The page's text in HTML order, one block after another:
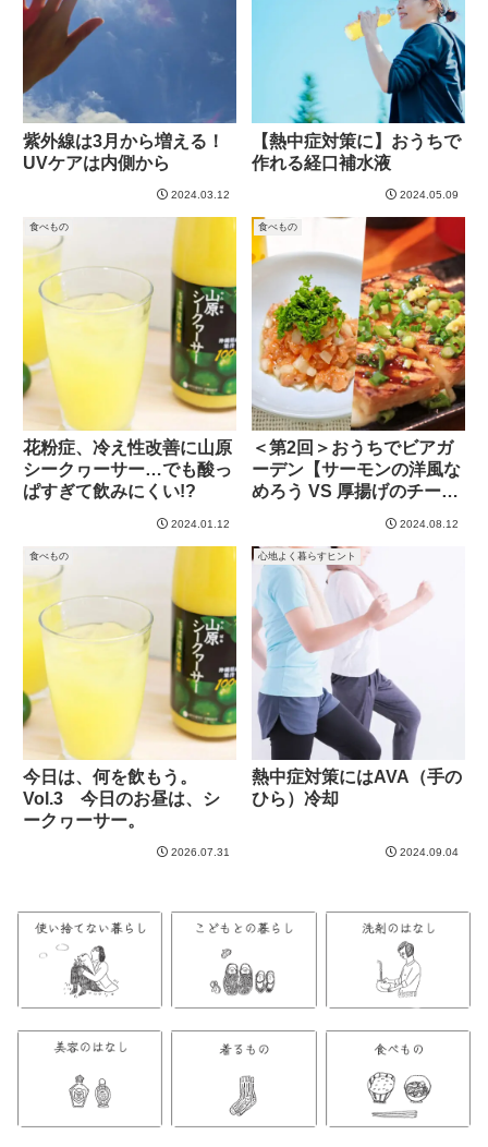
紫外線は3月から増える！
UVケアは内側から
2024.03.12
【熱中症対策に】おうちで
作れる経口補水液
2024.05.09
食べもの
花粉症、冷え性改善に山原
シークヮーサー…でも酸っ
ぱすぎて飲みにくい!?
2024.01.12
食べもの
＜第2回＞おうちでビアガ
ーデン【サーモンの洋風な
めろう VS 厚揚げのチーズ
2024.08.12
食べもの
今日は、何を飲もう。
Vol.3 今日のお昼は、シ
ークヮーサー。
2026.07.31
心地よく暮らすヒント
熱中症対策にはAVA（手の
ひら）冷却
2024.09.04